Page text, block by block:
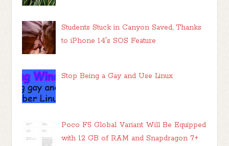
Students Stuck in Canyon Saved, Thanks
to iPhone 14's SOS Feature
Stop Being a Gay and Use Linux
Poco F5 Global Variant Will Be Equipped
with 12 GB of RAM and Snapdragon 7+